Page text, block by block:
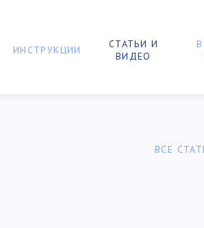
ИНСТРУКЦИИ
СТАТЬИ И
ВИДЕО
ВСЕ